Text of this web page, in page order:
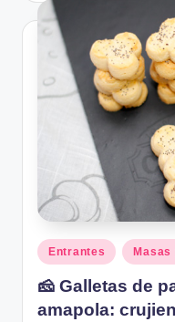
Publicado
en
Entrantes Masas
🧀 Galletas de
amapola: